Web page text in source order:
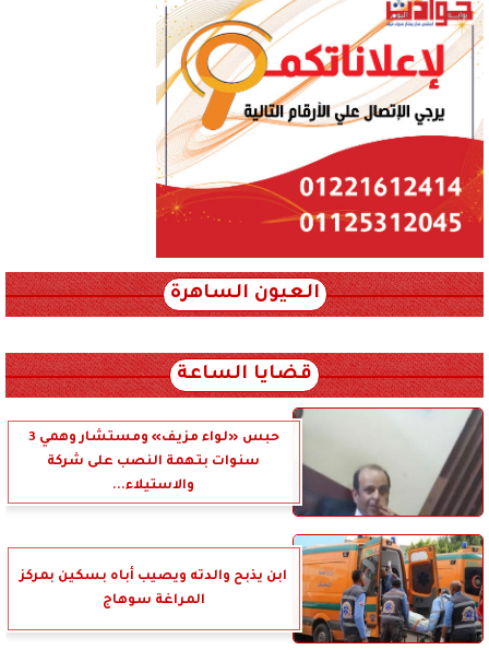
العيون الساهرة
قضايا الساعة
حبس «لواء مزيف» ومستشار وهمي 3
سنوات بتهمة النصب على شركة
والاستيلاء...
ابن يذبح والدته ويصيب أباه بسكين بمركز
المراغة سوهاج